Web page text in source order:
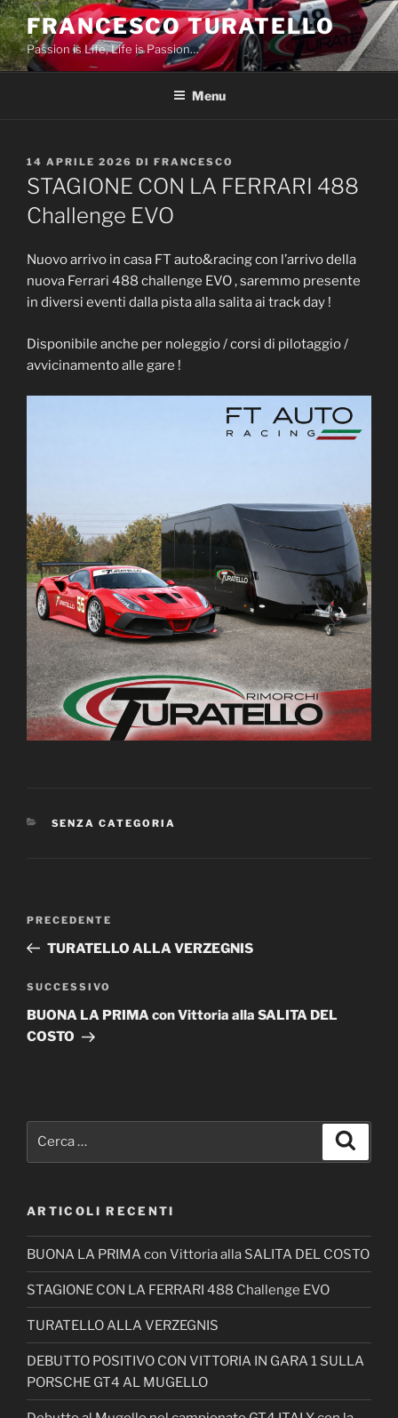
Salta
al
contenuto
FRANCESCO TURATELLO
Passion is Life, Life is Passion…
Menu
PUBBLICATO
IL
14 APRILE 2026 DI FRANCESCO
STAGIONE CON LA FERRARI 488
Challenge EVO
Nuovo arrivo in casa FT auto&racing con l’arrivo della
nuova Ferrari 488 challenge EVO , saremmo presente
in diversi eventi dalla pista alla salita ai track day !
Disponibile anche per noleggio / corsi di pilotaggio /
avvicinamento alle gare !
CATEGORIE
SENZA CATEGORIA
Articolo
precedente:
PRECEDENTE
TURATELLO ALLA VERZEGNIS
Articolo
successivo
SUCCESSIVO
BUONA LA PRIMA con Vittoria alla SALITA DEL
COSTO
ARTICOLI RECENTI
BUONA LA PRIMA con Vittoria alla SALITA DEL COSTO
STAGIONE CON LA FERRARI 488 Challenge EVO
TURATELLO ALLA VERZEGNIS
DEBUTTO POSITIVO CON VITTORIA IN GARA 1 SULLA
PORSCHE GT4 AL MUGELLO